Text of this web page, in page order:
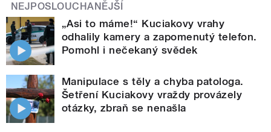
NEJPOSLOUCHANĚJŠÍ
„Asi to máme!“ Kuciakovy vrahy
odhalily kamery a zapomenutý telefon.
Pomohl i nečekaný svědek
Manipulace s těly a chyba patologa.
Šetření Kuciakovy vraždy provázely
otázky, zbraň se nenašla